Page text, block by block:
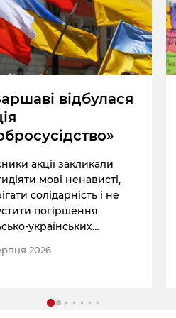
половина
– проти
України до ЄС
поляків негативно
можливість вступу
до Європейського
та виступає проти
польських
перемир’ям після
2026